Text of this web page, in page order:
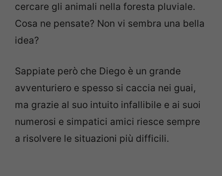
cercare gli animali nella foresta pluviale.
Cosa ne pensate? Non vi sembra una bella
idea?
Sappiate però che Diego è un grande
avventuriero e spesso si caccia nei guai,
ma grazie al suo intuito infallibile e ai suoi
numerosi e simpatici amici riesce sempre
a risolvere le situazioni più difficili.